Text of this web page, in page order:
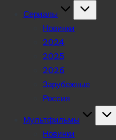
Сериалы
Новинки
2024
2025
2026
Зарубежные
Россия
Мультфильмы
Новинки